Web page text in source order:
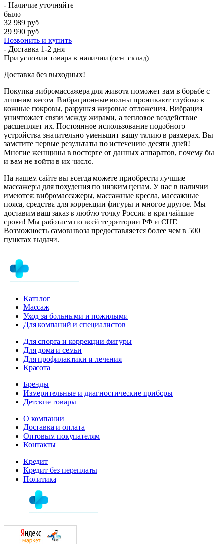
- Наличие уточняйте
было
32 989 руб
29 990 руб
Позвонить и купить
- Доставка 1-2 дня
При условии товара в наличии (осн. склад).
Доставка без выходных!
Покупка вибромассажера для живота поможет вам в борьбе с
лишним весом. Вибрационные волны проникают глубоко в
кожные покровы, разрушая жировые отложения. Вибрация
уничтожает связи между жирами, а тепловое воздействие
расщепляет их. Постоянное использование подобного
устройства значительно уменьшит вашу талию в размерах. Вы
заметите первые результаты по истечению десяти дней!
Многие женщины в восторге от данных аппаратов, почему бы
и вам не войти в их число.
На нашем сайте вы всегда можете приобрести лучшие
массажеры для похудения по низким ценам. У нас в наличии
имеются: вибромассажеры, массажные кресла, массажные
пояса, средства для коррекции фигуры и многое другое. Мы
доставим ваш заказ в любую точку России в кратчайшие
сроки! Мы работаем по всей территории РФ и СНГ.
Возможность самовывоза предоставляется более чем в 500
пунктах выдачи.
Каталог
Массаж
Уход за больными и пожилыми
Для компаний и специалистов
Для спорта и коррекции фигуры
Для дома и семьи
Для профилактики и лечения
Красота
Бренды
Измерительные и диагностические приборы
Детские товары
О компании
Доставка и оплата
Оптовым покупателям
Контакты
Кредит
Кредит без переплаты
Политика